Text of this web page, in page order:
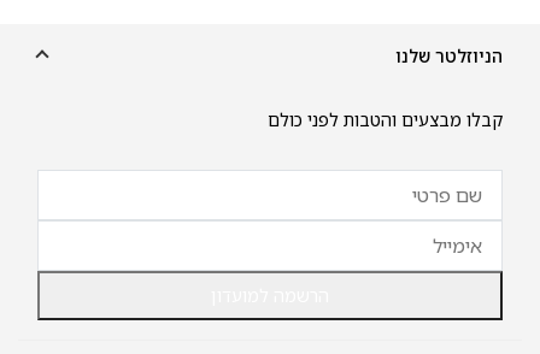
הניוזלטר שלנו
קבלו מבצעים והטבות לפני כולם